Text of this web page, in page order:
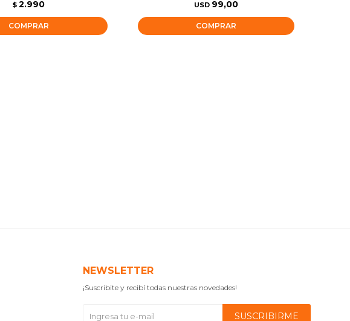
$ 2.990 USD 99,00
NEWSLETTER
¡Suscribite y recibí todas nuestras novedades!
SUSCRIBIRME